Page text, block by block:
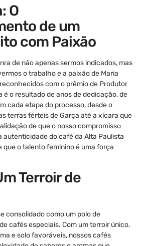
O
de um
com Paixão
de não apenas sermos indicados, mas
o trabalho e a paixão de Maria
com o prêmio de Produtor
é o resultado de anos de dedicação, de
cada etapa do processo, desde o
terras férteis de Garça até a xícara que
de que o nosso compromisso
autenticidade do café da Alta Paulista
que o talento feminino é uma força
Terroir de
consolidado como um polo de
cafés especiais. Com um terroir único,
e solo favoráveis, nossos cafés